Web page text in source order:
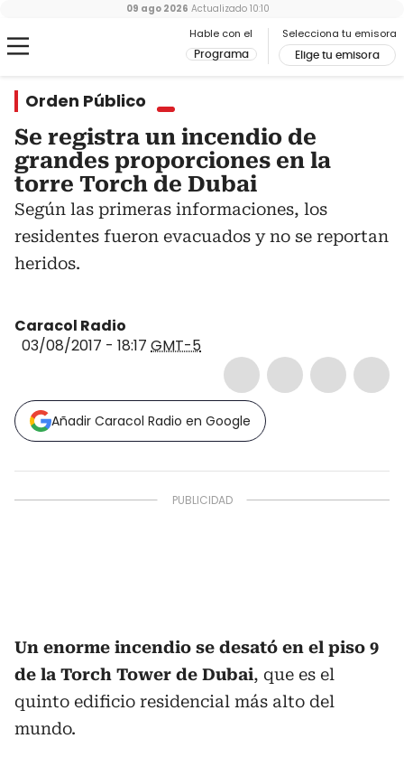
Hable con el
Programa
Selecciona tu emisora
Elige tu emisora
09 ago 2026 Actualizado 10:10
Orden Público
Se registra un incendio de
grandes proporciones en la
torre Torch de Dubai
Según las primeras informaciones, los
residentes fueron evacuados y no se reportan
heridos.
Caracol Radio
03/08/2017 - 18:17 GMT-5
Añadir Caracol Radio en Google
Un enorme incendio se desató en el piso 9
de la Torch Tower de Dubai, que es el
quinto edificio residencial más alto del
mundo.